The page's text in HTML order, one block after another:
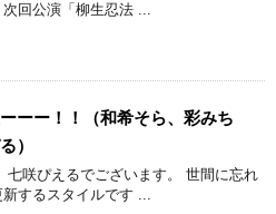
回公演「柳生忍法 ...
ーー！！（和希そら、彩みち
）
七咲ぴえるでございます。 世間に忘れ
新するスタイルです ...